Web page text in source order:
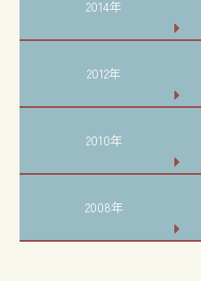
2014年
2012年
2010年
2008年